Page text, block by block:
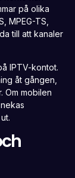
på olika
MPEG-TS,
till att kanaler
IPTV-kontot.
åt gången,
Om mobilen